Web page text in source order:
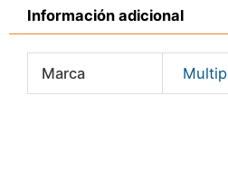
Información adicional
Marca